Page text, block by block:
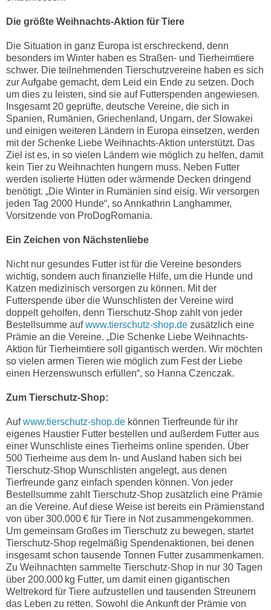
Die größte Weihnachts-Aktion für Tiere
Die Situation in ganz Europa ist erschreckend, denn
besonders im Winter haben es Straßen- und Tierheimtiere
schwer. Die teilnehmenden Tierschutzvereine haben es sich
zur Aufgabe gemacht, dem Leid ein Ende zu setzen. Doch
um dies zu leisten, sind sie auf Futterspenden angewiesen.
Insgesamt 20 geprüfte, deutsche Vereine, die sich in
Spanien, Rumänien, Griechenland, Ungarn, der Slowakei
und einigen weiteren Ländern in Europa einsetzen, werden
mit der Schenke Liebe Weihnachts-Aktion unterstützt. Das
Ziel ist es, in so vielen Ländern wie möglich zu helfen, damit
kein Tier zu Weihnachten hungern muss. Neben Futter
werden isolierte Hütten oder wärmende Decken dringend
benötigt. „Die Winter in Rumänien sind eisig. Wir versorgen
jeden Tag 2000 Hunde“, so Annkathrin Langhammer,
Vorsitzende von ProDogRomania.
Ein Zeichen von Nächstenliebe
Nicht nur gesundes Futter ist für die Vereine besonders
wichtig, sondern auch finanzielle Hilfe, um die Hunde und
Katzen medizinisch versorgen zu können. Mit der
Futterspende über die Wunschlisten der Vereine wird
doppelt geholfen, denn Tierschutz-Shop zahlt von jeder
Bestellsumme aufwww.tierschutz-shop.de zusätzlich eine
Prämie an die Vereine. „Die Schenke Liebe Weihnachts-
Aktion für Tierheimtiere soll gigantisch werden. Wir möchten
so vielen armen Tieren wie möglich zum Fest der Liebe
einen Herzenswunsch erfüllen“, so Hanna Czenczak.
Zum Tierschutz-Shop:
Aufwww.tierschutz-shop.de können Tierfreunde für ihr
eigenes Haustier Futter bestellen und außerdem Futter aus
einer Wunschliste eines Tierheims online spenden. Über
500 Tierheime aus dem In- und Ausland haben sich bei
Tierschutz-Shop Wunschlisten angelegt, aus denen
Tierfreunde ganz einfach spenden können. Von jeder
Bestellsumme zahlt Tierschutz-Shop zusätzlich eine Prämie
an die Vereine. Auf diese Weise ist bereits ein Prämienstand
von über 300.000 € für Tiere in Not zusammengekommen.
Um gemeinsam Großes im Tierschutz zu bewegen, startet
Tierschutz-Shop regelmäßig Spendenaktionen, bei denen
insgesamt schon tausende Tonnen Futter zusammenkamen.
Zu Weihnachten sammelte Tierschutz-Shop in nur 30 Tagen
über 200.000 kg Futter, um damit einen gigantischen
Weltrekord für Tiere aufzustellen und tausenden Streunern
das Leben zu retten. Sowohl die Ankunft der Prämie von